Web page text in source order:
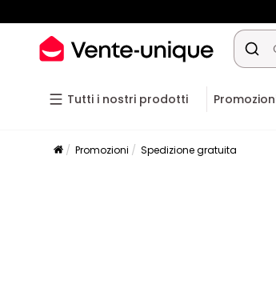
Tutti i nostri prodotti
Promozioni Spedizione gratuita